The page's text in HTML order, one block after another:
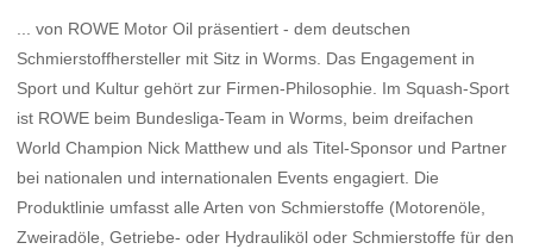
... von ROWE Motor Oil präsentiert - dem deutschen
Schmierstoffhersteller mit Sitz in Worms. Das Engagement in
Sport und Kultur gehört zur Firmen-Philosophie. Im Squash-Sport
ist ROWE beim Bundesliga-Team in Worms, beim dreifachen
World Champion Nick Matthew und als Titel-Sponsor und Partner
bei nationalen und internationalen Events engagiert. Die
Produktlinie umfasst alle Arten von Schmierstoffe (Motorenöle,
Zweiradöle, Getriebe- oder Hydrauliköl oder Schmierstoffe für den